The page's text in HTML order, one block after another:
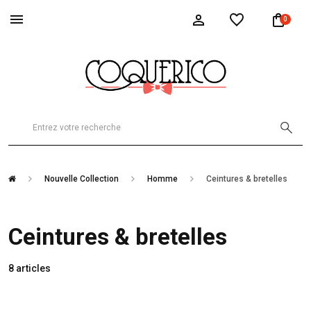
0
Nouvelle Collection Homme Ceintures & bretelles
Ceintures & bretelles
8 articles